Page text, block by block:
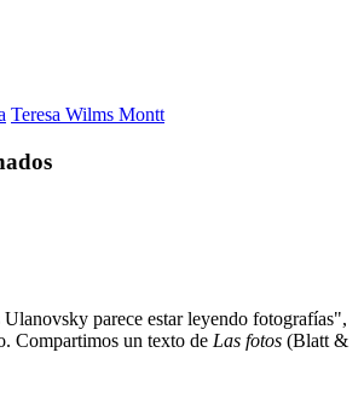
Teresa Wilms Montt
parece estar leyendo fotografías",
Compartimos un texto de Las fotos (Blatt &